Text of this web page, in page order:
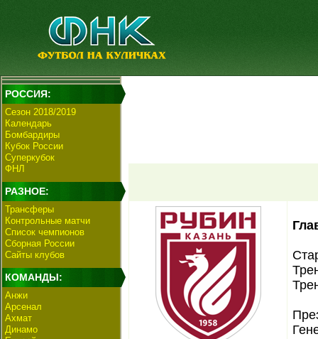
РОССИЯ:
Сезон 2018/2019
Календарь
Бомбардиры
Кубок России
Суперкубок
ФНЛ
РАЗНОЕ:
Трансферы
Контрольные матчи
Список чемпионов
Сборная России
Сайты клубов
КОМАНДЫ:
Анжи
Арсенал
Ахмат
Динамо